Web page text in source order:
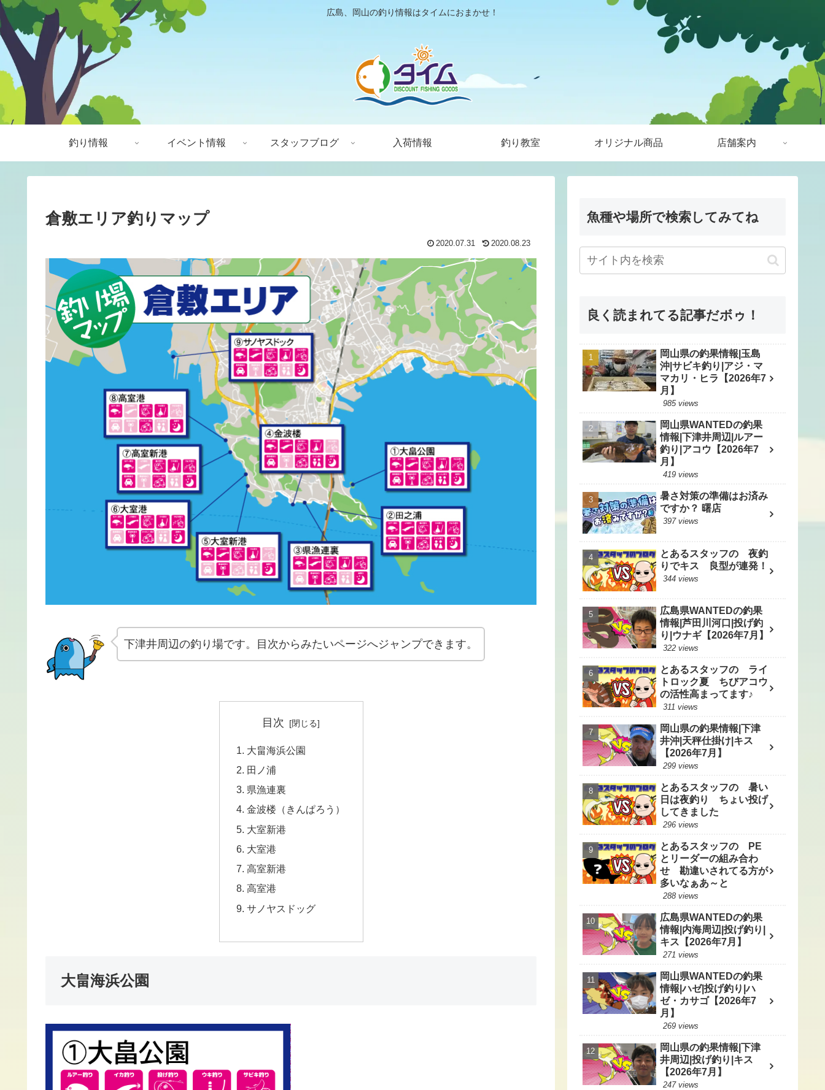
広島、岡山の釣り情報はタイムにおまかせ！
釣り情報 イベント情報 スタッフブログ 入荷情報 釣り教室 オリジナル商品 店舗案内
倉敷エリア釣りマップ
2020.07.31 2020.08.23
下津井周辺の釣り場です。目次からみたいページへジャンプできます。
目次
大畠海浜公園
田ノ浦
県漁連裏
金波楼（きんぱろう）
大室新港
大室港
高室新港
高室港
サノヤスドッグ
大畠海浜公園
魚種や場所で検索してみてね
良く読まれてる記事だボゥ！
岡山県の釣果情報|玉島
沖|サビキ釣り|アジ・マ
マカリ・ヒラ【2026年7
月】
985 views
岡山県WANTEDの釣果
情報|下津井周辺|ルアー
釣り|アコウ【2026年7
月】
419 views
暑さ対策の準備はお済み
ですか？ 曙店
397 views
とあるスタッフの 夜釣
りでキス 良型が連発！
344 views
広島県WANTEDの釣果
情報|芦田川河口|投げ釣
り|ウナギ【2026年7月】
322 views
とあるスタッフの ライ
トロック夏 ちびアコウ
の活性高まってます♪
311 views
岡山県の釣果情報|下津
井沖|天秤仕掛け|キス
【2026年7月】
299 views
とあるスタッフの 暑い
日は夜釣り ちょい投げ
してきました
296 views
とあるスタッフの PE
とリーダーの組み合わ
せ 勘違いされてる方が
多いなぁあ～と
288 views
広島県WANTEDの釣果
情報|内海周辺|投げ釣り|
キス【2026年7月】
271 views
岡山県WANTEDの釣果
情報|ハゼ|投げ釣り|ハ
ゼ・カサゴ【2026年7
月】
269 views
岡山県の釣果情報|下津
井周辺|投げ釣り|キス
【2026年7月】
247 views